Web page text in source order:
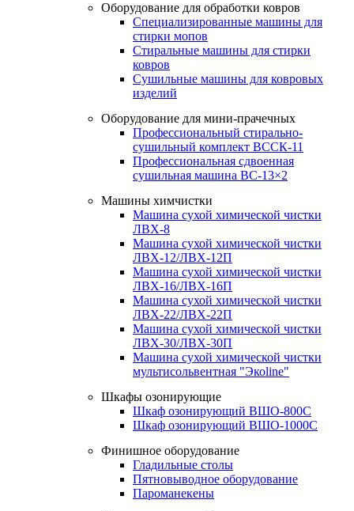
Оборудование для обработки ковров
Специализированные машины для
стирки мопов
Стиральные машины для стирки
ковров
Сушильные машины для ковровых
изделий
Оборудование для мини-прачечных
Профессиональный стирально-
сушильный комплект ВССК-11
Профессиональная сдвоенная
сушильная машина ВС-13×2
Машины химчистки
Машина сухой химической чистки
ЛВХ-8
Машина сухой химической чистки
ЛВХ-12/ЛВХ-12П
Машина сухой химической чистки
ЛВХ-16/ЛВХ-16П
Машина сухой химической чистки
ЛВХ-22/ЛВХ-22П
Машина сухой химической чистки
ЛВХ-30/ЛВХ-30П
Машина сухой химической чистки
мультисольвентная "Экоline"
Шкафы озонирующие
Шкаф озонирующий ВШО-800С
Шкаф озонирующий ВШО-1000С
Финишное оборудование
Гладильные столы
Пятновыводное оборудование
Пароманекены